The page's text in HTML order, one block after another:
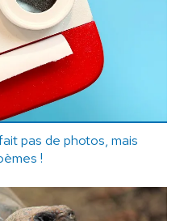
pas de photos, mais
!